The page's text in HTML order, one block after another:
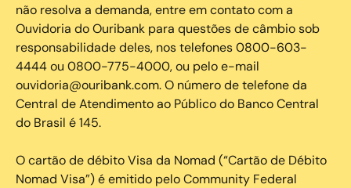
não resolva a demanda, entre em contato com a
Ouvidoria do Ouribank para questões de câmbio sob
responsabilidade deles, nos telefones 0800-603-
4444 ou 0800-775-4000, ou pelo e-mail
ouvidoria@ouribank.com. O número de telefone da
Central de Atendimento ao Público do Banco Central
do Brasil é 145.
O cartão de débito Visa da Nomad (“Cartão de Débito
Nomad Visa”) é emitido pelo Community Federal